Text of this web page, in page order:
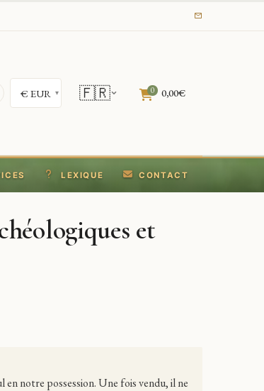
🇫🇷 0 0,00€
LEXIQUE CONTACT
et
notre possession. Une fois vendu, il ne